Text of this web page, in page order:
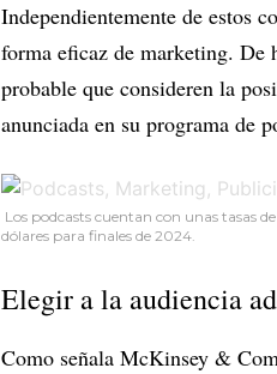
Independientemente de estos
forma eficaz de marketing. De
probable que consideren la
anunciada en su programa de
Los podcasts cuentan con unas tasas
dólares para finales de 2024.
Elegir a la audiencia
Como señala McKinsey &